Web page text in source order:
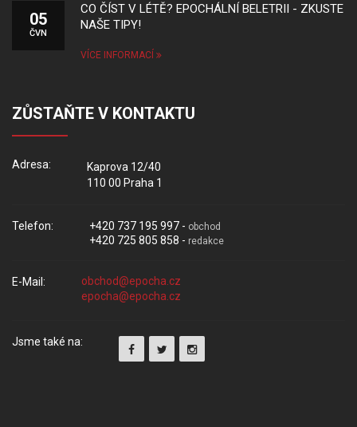
05
ČVN
CO ČÍST V LÉTĚ? EPOCHÁLNÍ BELETRII - ZKUSTE
NAŠE TIPY!
VÍCE INFORMACÍ
ZŮSTAŇTE V KONTAKTU
Adresa:
Kaprova 12/40
110 00 Praha 1
Telefon: +420 737 195 997 - obchod
+420 725 805 858 - redakce
E-Mail:
Jsme také na: